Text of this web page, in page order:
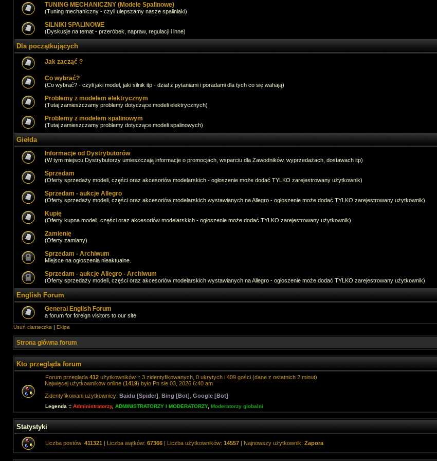
TUNING MECHANICZNY (Modele Spalinowe)
(Tuning mechaniczny - czyli ulepszamy nasze spaliniaki)
SILNIKI SPALINOWE
(Dyskusje na temat - przeróbek, napraw, regulacji i inne)
Dla początkujących
Jak zacząć ?
Co wybrać?
(Co wybrać? - czyli jaki model, jaki silnik itp - dział z pytaniami i poradami dla tych co się wahają)
Problemy z modelem elektrycznym
(Tutaj zamieszczamy problemy dotyczące modeli elektrycznych)
Problemy z modelem spalinowym
(Tutaj zamieszczamy problemy dotyczące modeli spalinowych)
Giełda
Informacje od Dystrybutorów
(W tym miejscu Dystrybutorzy umieszczają informacje o promocjach, wsparciu dla Zawodników, wyprzedażach, dostawach itp)
Sprzedam
(Oferty sprzedaży modeli, części oraz akcesoriów modelarskich - ogłoszenie może dodać TYLKO zarejestrowany użytkownik)
Sprzedam - aukcje Allegro
(Oferty sprzedaży modeli, części oraz akcesoriów modelarskich wystawianych na Allegro - ogłoszenie może dodać TYLKO zarejestrowany użytkownik)
Kupię
(Oferty kupna modeli, części oraz akcesoriów modelarskich - ogłoszenie może dodać TYLKO zarejestrowany użytkownik)
Zamienię
(Oferty zamiany)
Sprzedam - Archiwum
Miejsce na ogłoszenia nieaktualne.
Sprzedam - aukcje Allegro - Archiwum
(Oferty sprzedaży modeli, części oraz akcesoriów modelarskich wystawianych na Allegro - ogłoszenie może dodać TYLKO zarejestrowany użytkownik)
English Forum
General English Forum
a forum for foreign visitors to our site
Usuń ciasteczka | Ekipa
Strona główna forum
Kto przegląda forum
Forum przegląda 412 użytkowników :: 3 zidentyfikowanych, 0 ukrytych i 409 gości (dane z ostatnich 2 minut)
Najwięcej użytkowników online (1419) było Pn sie 03, 2026 6:40 am
Zidentyfikowani użytkownicy: Baidu [Spider] Bing [Bot] Google [Bot]
Legenda :: Administratorzy, ADMINISTRATORZY I MODERATORZY, Moderatorzy globalni
Statystyki
Liczba postów: 411321 | Liczba wątków: 67366 | Liczba użytkowników: 14557 | Najnowszy użytkownik: Zapora